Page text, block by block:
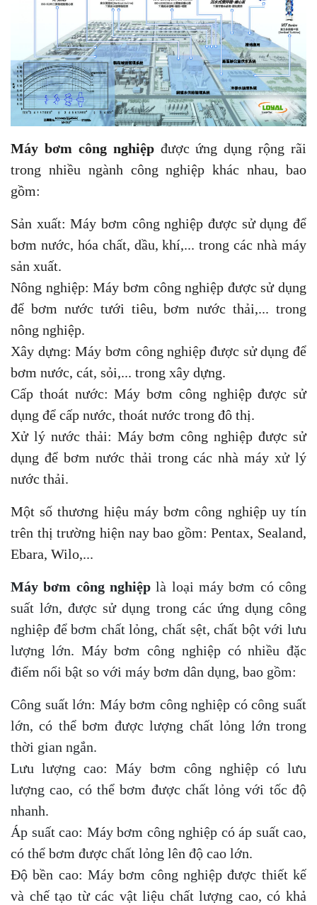
Máy bơm công nghiệpđược ứng dụng rộng rãi
trong nhiều ngành công nghiệp khác nhau, bao
gồm:
Sản xuất: Máy bơm công nghiệp được sử dụng để
bơm nước, hóa chất, dầu, khí,... trong các nhà máy
sản xuất.
Nông nghiệp: Máy bơm công nghiệp được sử dụng
để bơm nước tưới tiêu, bơm nước thải,... trong
nông nghiệp.
Xây dựng: Máy bơm công nghiệp được sử dụng để
bơm nước, cát, sỏi,... trong xây dựng.
Cấp thoát nước: Máy bơm công nghiệp được sử
dụng để cấp nước, thoát nước trong đô thị.
Xử lý nước thải: Máy bơm công nghiệp được sử
dụng để bơm nước thải trong các nhà máy xử lý
nước thải.
Một số thương hiệu máy bơm công nghiệp uy tín
trên thị trường hiện nay bao gồm: Pentax, Sealand,
Ebara, Wilo,...
Máy bơm công nghiệp là loại máy bơm có công
suất lớn, được sử dụng trong các ứng dụng công
nghiệp để bơm chất lỏng, chất sệt, chất bột với lưu
lượng lớn. Máy bơm công nghiệp có nhiều đặc
điểm nổi bật so với máy bơm dân dụng, bao gồm:
Công suất lớn: Máy bơm công nghiệp có công suất
lớn, có thể bơm được lượng chất lỏng lớn trong
thời gian ngắn.
Lưu lượng cao: Máy bơm công nghiệp có lưu
lượng cao, có thể bơm được chất lỏng với tốc độ
nhanh.
Áp suất cao: Máy bơm công nghiệp có áp suất cao,
có thể bơm được chất lỏng lên độ cao lớn.
Độ bền cao: Máy bơm công nghiệp được thiết kế
và chế tạo từ các vật liệu chất lượng cao, có khả